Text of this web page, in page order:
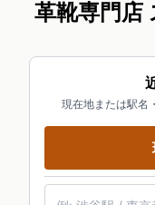
革靴専門店
現在地または駅名